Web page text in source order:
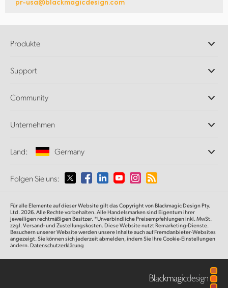
pr-usa@blackmagicdesign.com
Produkte
DaVinci Resolve und Fusion Software
Ultimatte
Aufzeichnung und Wiedergabe
Norm- und Formatwandlung
Netzwerkspeicher
Signalverteilung und Distribution
Streaming und Encoding
Support
Support-Center
Community
Unternehmen
Informationen über uns
Medien
Land: Germany
Wählen Sie Ihr Land aus
Australia
Austria
Folgen Sie uns:
Für alle Elemente auf dieser Website gilt das Copyright von Blackmagic Design Pty.
Ltd. 2026. Alle Rechte vorbehalten. Alle Handelsmarken sind Eigentum ihrer
jeweiligen rechtmäßigen Besitzer. *Unverbindliche Preisempfehlungen inkl. MwSt.
zzgl. Versand- und Zustellungskosten. Diese Website nutzt Remarketing-Dienste.
Besuchern unserer Website werden unsere Inhalte auch auf Fremdanbieter-Websites
angezeigt. Sie können sich jederzeit abmelden, indem Sie Ihre Cookie-Einstellungen
ändern.Datenschutzerklärung